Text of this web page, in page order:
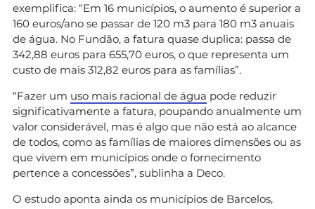
exemplifica: “Em 16 municípios, o aumento é superior a
160 euros/ano se passar de 120 m3 para 180 m3 anuais
de água. No Fundão, a fatura quase duplica: passa de
342,88 euros para 655,70 euros, o que representa um
custo de mais 312,82 euros para as famílias”.
“Fazer um uso mais racional de água pode reduzir
significativamente a fatura, poupando anualmente um
valor considerável, mas é algo que não está ao alcance
de todos, como as famílias de maiores dimensões ou as
que vivem em municípios onde o fornecimento
pertence a concessões”, sublinha a Deco.
O estudo aponta ainda os municípios de Barcelos,